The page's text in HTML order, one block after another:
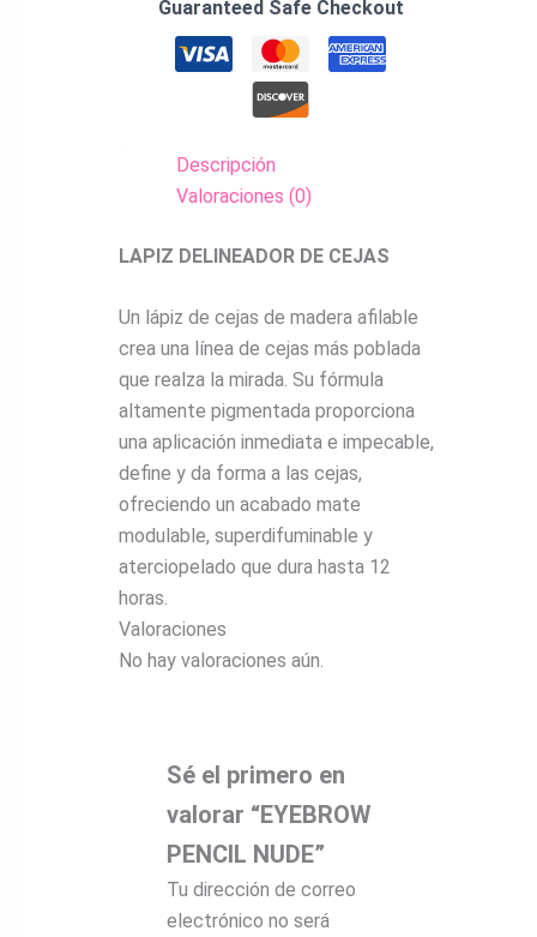
Guaranteed Safe Checkout
Descripción
Valoraciones (0)
LAPIZ DELINEADOR DE CEJAS
Un lápiz de cejas de madera afilable
crea una línea de cejas más poblada
que realza la mirada. Su fórmula
altamente pigmentada proporciona
una aplicación inmediata e impecable,
define y da forma a las cejas,
ofreciendo un acabado mate
modulable, superdifuminable y
aterciopelado que dura hasta 12
horas.
Valoraciones
No hay valoraciones aún.
Sé el primero en
valorar “EYEBROW
PENCIL NUDE”
Tu dirección de correo
electrónico no será